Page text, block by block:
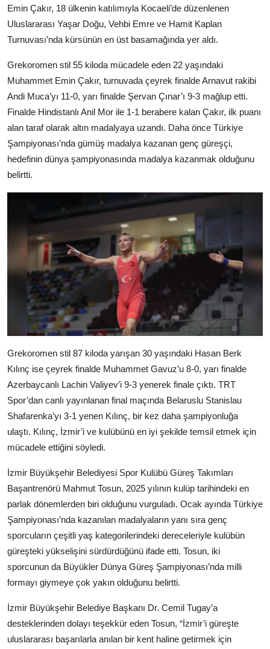
Asayiş
Köşe Yazısı
Galeri
Gastronomi
E-GAZETE
Emin Çakır, 18 ülkenin katılımıyla Kocaeli’de düzenlenen
Uluslararası Yaşar Doğu, Vehbi Emre ve Hamit Kaplan
Turnuvası’nda kürsünün en üst basamağında yer aldı.
Grekoromen stil 55 kiloda mücadele eden 22 yaşındaki
Muhammet Emin Çakır, turnuvada çeyrek finalde Arnavut rakibi
Andi Muca’yı 11-0, yarı finalde Şervan Çınar’ı 9-3 mağlup etti.
Finalde Hindistanlı Anil Mor ile 1-1 berabere kalan Çakır, ilk puanı
alan taraf olarak altın madalyaya uzandı. Daha önce Türkiye
Şampiyonası’nda gümüş madalya kazanan genç güreşçi,
hedefinin dünya şampiyonasında madalya kazanmak olduğunu
belirtti.
Grekoromen stil 87 kiloda yarışan 30 yaşındaki Hasan Berk
Kılınç ise çeyrek finalde Muhammet Gavuz’u 8-0, yarı finalde
Azerbaycanlı Lachin Valiyev’i 9-3 yenerek finale çıktı. TRT
Spor’dan canlı yayınlanan final maçında Belaruslu Stanislau
Shafarenka’yı 3-1 yenen Kılınç, bir kez daha şampiyonluğa
ulaştı. Kılınç, İzmir’i ve kulübünü en iyi şekilde temsil etmek için
mücadele ettiğini söyledi.
İzmir Büyükşehir Belediyesi Spor Kulübü Güreş Takımları
Başantrenörü Mahmut Tosun, 2025 yılının kulüp tarihindeki en
parlak dönemlerden biri olduğunu vurguladı. Ocak ayında Türkiye
Şampiyonası’nda kazanılan madalyaların yanı sıra genç
sporcuların çeşitli yaş kategorilerindeki dereceleriyle kulübün
güreşteki yükselişini sürdürdüğünü ifade etti. Tosun, iki
sporcunun da Büyükler Dünya Güreş Şampiyonası’nda milli
formayı giymeye çok yakın olduğunu belirtti.
İzmir Büyükşehir Belediye Başkanı Dr. Cemil Tugay’a
desteklerinden dolayı teşekkür eden Tosun, “İzmir’i güreşte
uluslararası başarılarla anılan bir kent haline getirmek için